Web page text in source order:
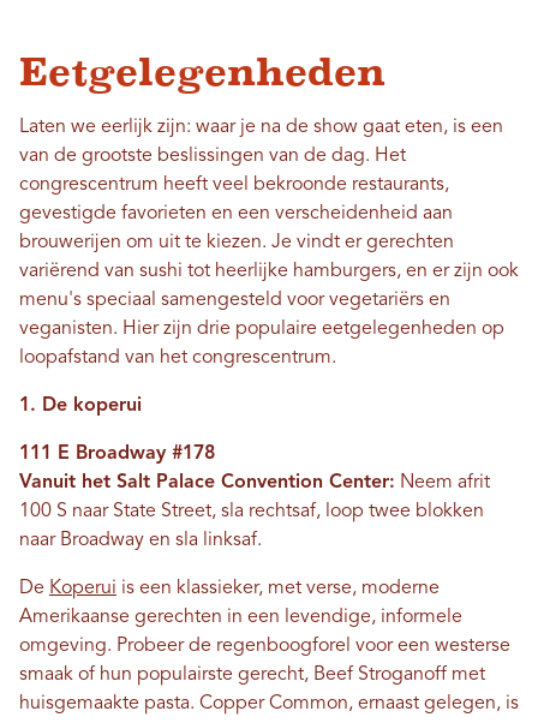
Eetgelegenheden
Laten we eerlijk zijn: waar je na de show gaat eten, is een
van de grootste beslissingen van de dag. Het
congrescentrum heeft veel bekroonde restaurants,
gevestigde favorieten en een verscheidenheid aan
brouwerijen om uit te kiezen. Je vindt er gerechten
variërend van sushi tot heerlijke hamburgers, en er zijn ook
menu's speciaal samengesteld voor vegetariërs en
veganisten. Hier zijn drie populaire eetgelegenheden op
loopafstand van het congrescentrum.
1. De koperui
111 E Broadway #178
Vanuit het Salt Palace Convention Center: Neem afrit
100 S naar State Street, sla rechtsaf, loop twee blokken
naar Broadway en sla linksaf.
De Koperui is een klassieker, met verse, moderne
Amerikaanse gerechten in een levendige, informele
omgeving. Probeer de regenboogforel voor een westerse
smaak of hun populairste gerecht, Beef Stroganoff met
huisgemaakte pasta. Copper Common, ernaast gelegen, is